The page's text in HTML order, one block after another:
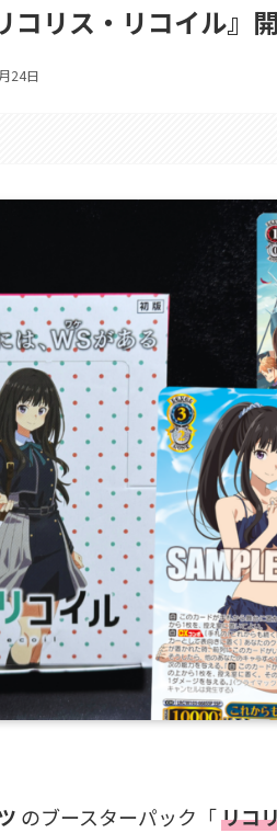
コリス・リコイル』
24日
のブースターパック「リコ